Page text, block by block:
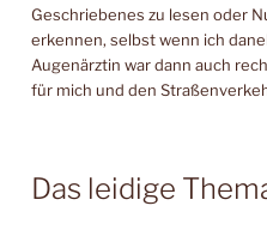
Geschriebenes zu lesen oder
erkennen, selbst wenn ich
Augenärztin war dann auch
für mich und den
Das leidige